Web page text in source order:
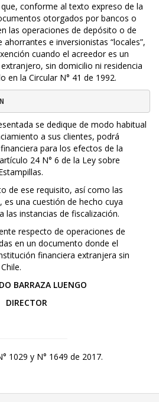
conforme al texto expreso de la
otorgados por bancos o
las operaciones de depósito o de
e inversionistas “locales”,
cuando el acreedor es un
sin domicilio ni residencia
en la Circular N° 41 de 1992.
se dedique de modo habitual
a sus clientes, podrá
para los efectos de la
24 N° 6 de la Ley sobre
de ese requisito, así como las
es una cuestión de hecho cuya
las instancias de fiscalización.
respecto de operaciones de
en un documento donde el
financiera extranjera sin
BARRAZA LUENGO
DIRECTOR
1029 y N° 1649 de 2017.